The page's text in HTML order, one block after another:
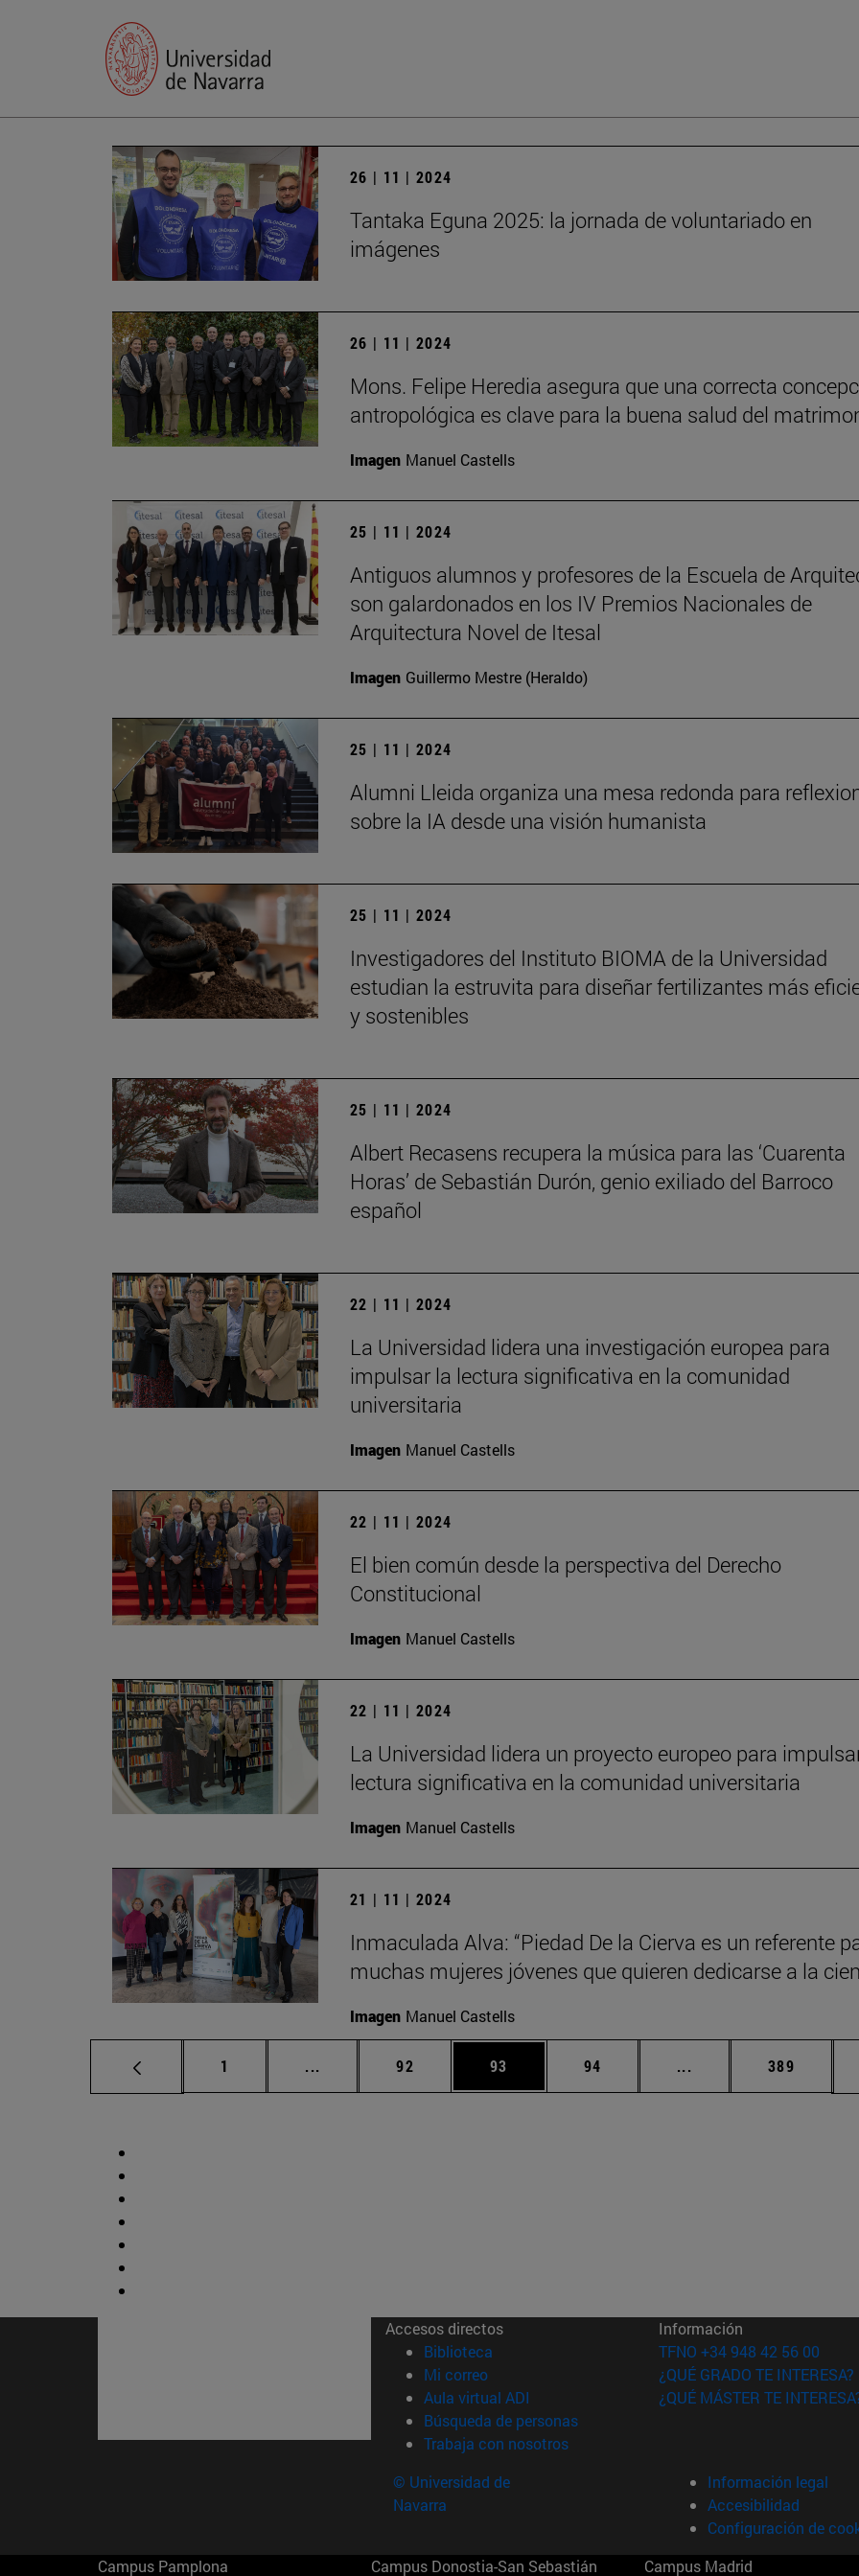
26 | 11 | 2024
Tantaka Eguna 2025: la jornada de voluntariado en
imágenes
26 | 11 | 2024
Mons. Felipe Heredia asegura que una correcta
antropológica es clave para la buena salud del
Imagen Manuel Castells
25 | 11 | 2024
Antiguos alumnos y profesores de la Escuela de
son galardonados en los IV Premios Nacionales de
Arquitectura Novel de Itesal
Imagen Guillermo Mestre (Heraldo)
25 | 11 | 2024
Alumni Lleida organiza una mesa redonda para
sobre la IA desde una visión humanista
25 | 11 | 2024
Investigadores del Instituto BIOMA de la Universidad
estudian la estruvita para diseñar fertilizantes más
y sostenibles
25 | 11 | 2024
Albert Recasens recupera la música para las ‘Cuarenta
Horas’ de Sebastián Durón, genio exiliado del Barroco
español
22 | 11 | 2024
La Universidad lidera una investigación europea para
impulsar la lectura significativa en la comunidad
universitaria
Imagen Manuel Castells
22 | 11 | 2024
El bien común desde la perspectiva del Derecho
Constitucional
Imagen Manuel Castells
22 | 11 | 2024
La Universidad lidera un proyecto europeo para
lectura significativa en la comunidad universitaria
Imagen Manuel Castells
21 | 11 | 2024
Inmaculada Alva: “Piedad De la Cierva es un referente
muchas mujeres jóvenes que quieren dedicarse a la
Imagen Manuel Castells
Página
1 ... Páginas intermedias Use TAB para desplazarse.
Página
92 Página
93 Página
94 ... Páginas intermedias
Página
389
Accesos directos
Biblioteca (abre en nueva ventana)
Mi correo(abre en nueva ventana)
Aula virtual ADI (abre en nueva ventana)
Búsqueda de personas(abre en nueva ventana)
Trabaja con nosotros(abre en nueva ventana)
Información
TFNO +34 948 42 56 00
¿QUÉ GRADO TE INTERESA?
¿QUÉ MÁSTER TE
© Universidad de
Navarra
Información legal
Accesibilidad
Configuración de
Campus Pamplona
Campus Donostia-San Sebastián Campus Madrid